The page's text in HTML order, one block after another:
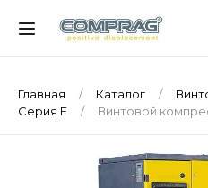
Главная Каталог
Серия F
Винтовой